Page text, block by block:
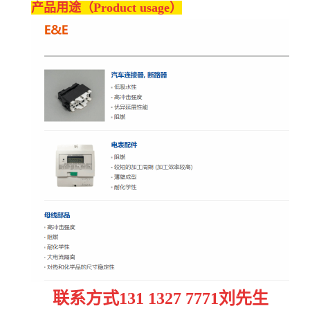
产品用途（Product usage）
联系方式131 1327 7771刘先生